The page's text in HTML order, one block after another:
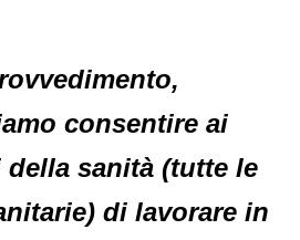
consentire ai
sanità (tutte le
di lavorare in